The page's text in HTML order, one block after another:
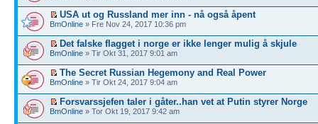
USA ut og Russland mer inn - nå også åpent
BmOnline » Fre Nov 24, 2017 10:36 pm
Det falske flagget i norge er ikke lenger mulig å skjule
BmOnline » Tir Okt 31, 2017 9:01 am
The Secret Russian Hegemony and Real Power
BmOnline » Tir Okt 24, 2017 9:04 am
Forsvarssjefen taler i gåter..han vet at Putin styrer Norge
BmOnline » Tor Okt 19, 2017 9:42 am